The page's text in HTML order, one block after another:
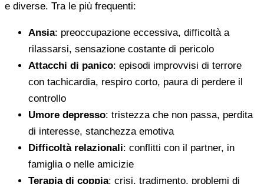
e diverse. Tra le più frequenti:
Ansia: preoccupazione eccessiva, difficoltà a
rilassarsi, sensazione costante di pericolo
Attacchi di panico: episodi improvvisi di terrore
con tachicardia, respiro corto, paura di perdere il
controllo
Umore depresso: tristezza che non passa, perdita
di interesse, stanchezza emotiva
Difficoltà relazionali: conflitti con il partner, in
famiglia o nelle amicizie
Terapia di coppia: crisi, tradimento, problemi di